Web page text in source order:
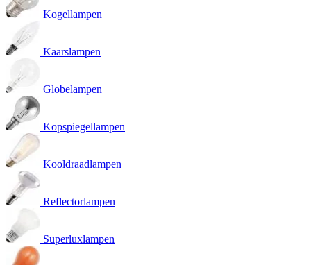
Kogellampen
Kaarslampen
Globelampen
Kopspiegellampen
Kooldraadlampen
Reflectorlampen
Superluxlampen